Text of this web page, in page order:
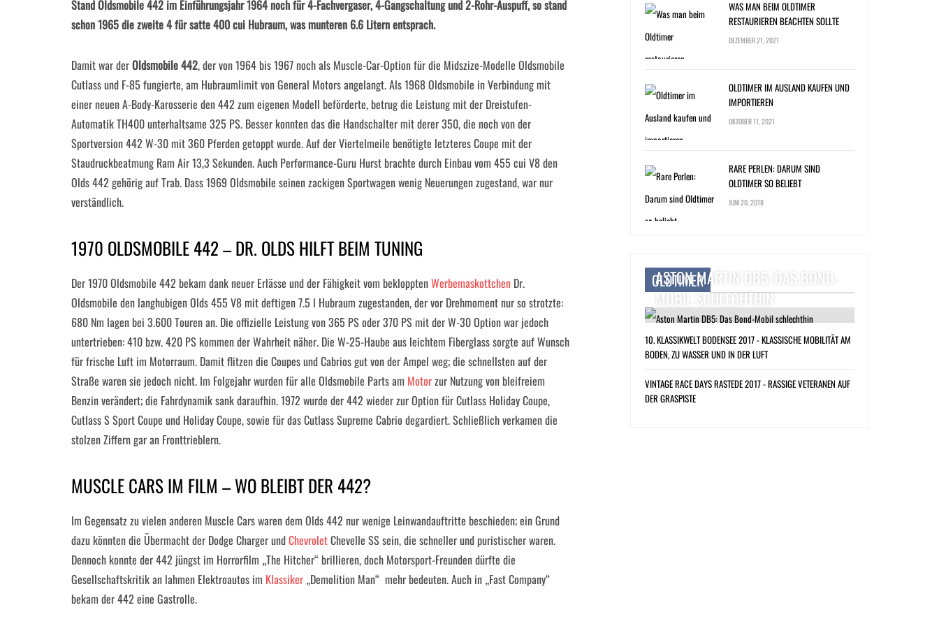
Stand Oldsmobile 442 im Einführungsjahr 1964 noch für 4-Fachvergaser, 4-Gangschaltung und 2-Rohr-Auspuff, so stand
schon 1965 die zweite 4 für satte 400 cui Hubraum, was munteren 6.6 Litern entsprach.
Damit war derOldsmobile 442, der von 1964 bis 1967 noch als Muscle-Car-Option für die Midszize-Modelle Oldsmobile
Cutlass und F-85 fungierte, am Hubraumlimit von General Motors angelangt. Als 1968 Oldsmobile in Verbindung mit
einer neuen A-Body-Karosserie den 442 zum eigenen Modell beförderte, betrug die Leistung mit der Dreistufen-
Automatik TH400 unterhaltsame 325 PS. Besser konnten das die Handschalter mit derer 350, die noch von der
Sportversion 442 W-30 mit 360 Pferden getoppt wurde. Auf der Viertelmeile benötigte letzteres Coupe mit der
Staudruckbeatmung Ram Air 13,3 Sekunden. Auch Performance-Guru Hurst brachte durch Einbau vom 455 cui V8 den
Olds 442 gehörig auf Trab. Dass 1969 Oldsmobile seinen zackigen Sportwagen wenig Neuerungen zugestand, war nur
verständlich.
1970 OLDSMOBILE 442 – DR. OLDS HILFT BEIM TUNING
Der 1970 Oldsmobile 442 bekam dank neuer Erlässe und der Fähigkeit vom beklopptenWerbemaskottchen Dr.
Oldsmobile den langhubigen Olds 455 V8 mit deftigen 7.5 l Hubraum zugestanden, der vor Drehmoment nur so strotzte:
680 Nm lagen bei 3.600 Touren an. Die offizielle Leistung von 365 PS oder 370 PS mit der W-30 Option war jedoch
untertrieben: 410 bzw. 420 PS kommen der Wahrheit näher. Die W-25-Haube aus leichtem Fiberglass sorgte auf Wunsch
für frische Luft im Motorraum. Damit flitzen die Coupes und Cabrios gut von der Ampel weg; die schnellsten auf der
Straße waren sie jedoch nicht. Im Folgejahr wurden für alle Oldsmobile Parts am Motorzur Nutzung von bleifreiem
Benzin verändert; die Fahrdynamik sank daraufhin. 1972 wurde der 442 wieder zur Option für Cutlass Holiday Coupe,
Cutlass S Sport Coupe und Holiday Coupe, sowie für das Cutlass Supreme Cabrio degardiert. Schließlich verkamen die
stolzen Ziffern gar an Fronttrieblern.
MUSCLE CARS IM FILM – WO BLEIBT DER 442?
Im Gegensatz zu vielen anderen Muscle Cars waren dem Olds 442 nur wenige Leinwandauftritte beschieden; ein Grund
dazu könnten die Übermacht der Dodge Charger undChevroletChevelle SS sein, die schneller und puristischer waren.
Dennoch konnte der 442 jüngst im Horrorfilm „The Hitcher“ brillieren, doch Motorsport-Freunden dürfte die
Gesellschaftskritik an lahmen Elektroautos im Klassiker „Demolition Man“ mehr bedeuten. Auch in „Fast Company“
bekam der 442 eine Gastrolle.
WAS MAN BEIM OLDTIMER
RESTAURIEREN BEACHTEN SOLLTE
DEZEMBER 21, 2021
OLDTIMER IM AUSLAND KAUFEN UND
IMPORTIEREN
OKTOBER 11, 2021
RARE PERLEN: DARUM SIND
OLDTIMER SO BELIEBT
JUNI 20, 2018
OLDTIMER
ASTON MARTIN DB5: DAS BOND-
MOBIL SCHLECHTHIN
10. KLASSIKWELT BODENSEE 2017 - KLASSISCHE MOBILITÄT AM
BODEN, ZU WASSER UND IN DER LUFT
VINTAGE RACE DAYS RASTEDE 2017 - RASSIGE VETERANEN AUF
DER GRASPISTE